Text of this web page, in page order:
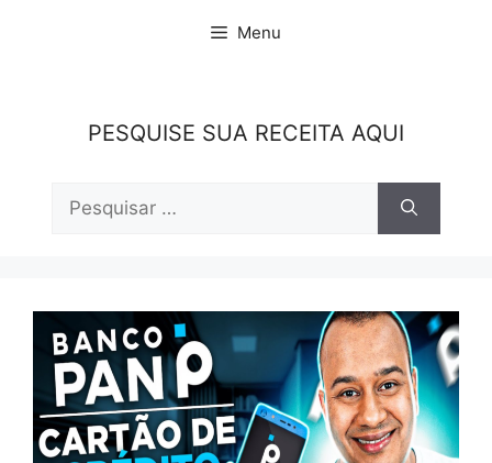
Menu
PESQUISE SUA RECEITA AQUI
por: